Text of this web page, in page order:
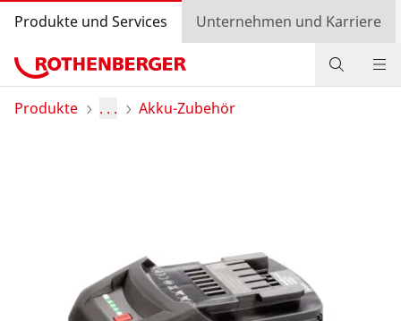
Produkte und Services Unternehmen und Karriere
Produkte
Händlersuche
Produkte . . . Akku-Zubehör